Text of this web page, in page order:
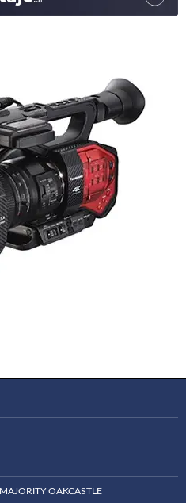
OAKCASTLE